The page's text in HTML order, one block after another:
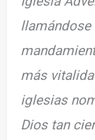
llamándose
más
iglesias
Dios tan